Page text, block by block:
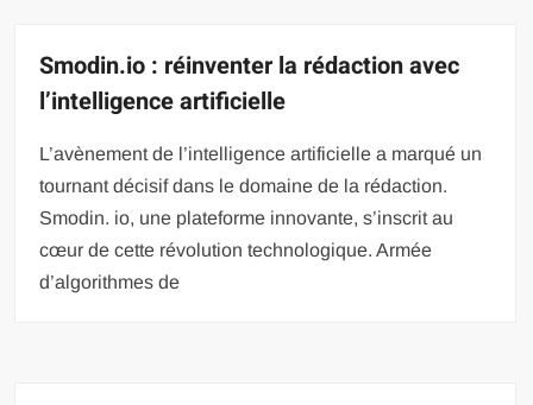
Smodin.io : réinventer la rédaction avec
l’intelligence artificielle
L’avènement de l’intelligence artificielle a marqué un
tournant décisif dans le domaine de la rédaction.
Smodin. io, une plateforme innovante, s’inscrit au
cœur de cette révolution technologique. Armée
d’algorithmes de